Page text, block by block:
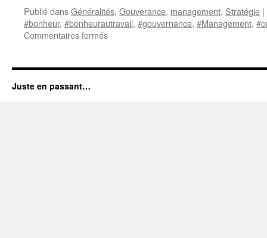
Publié dansGénéralités, Gouverance, management, Stratégie |
#bonheur, #bonheurautravail, #gouvernance, #Management,
Commentaires ferméssur
paradis
Juste en passant…